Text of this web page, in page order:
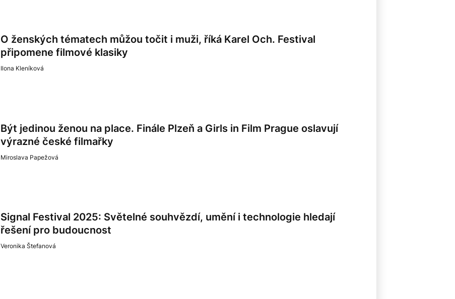
O ženských tématech můžou točit i muži, říká Karel Och. Festival
připomene filmové klasiky
Ilona Kleníková
Být jedinou ženou na place. Finále Plzeň a Girls in Film Prague oslavují
výrazné české filmařky
Miroslava Papežová
Signal Festival 2025: Světelné souhvězdí, umění i technologie hledají
řešení pro budoucnost
Veronika Štefanová